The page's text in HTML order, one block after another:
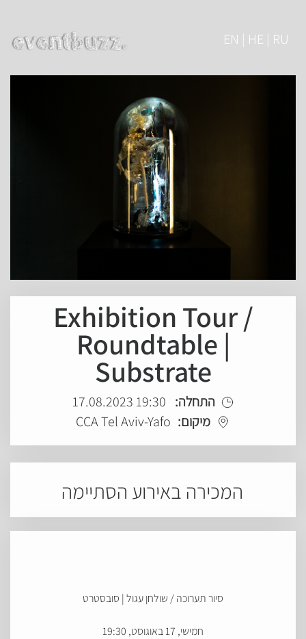
EN | HE | RU
Exhibition Tour /
Roundtable |
Substrate
התחלה: 19:30 17.08.2023
מיקום: CCA Tel Aviv-Yafo
המכירה באירוע הסתיימה
סיור תערוכה / שולחן עגול | סובסטרט
חמישי, 17 באוגוסט, 19:30